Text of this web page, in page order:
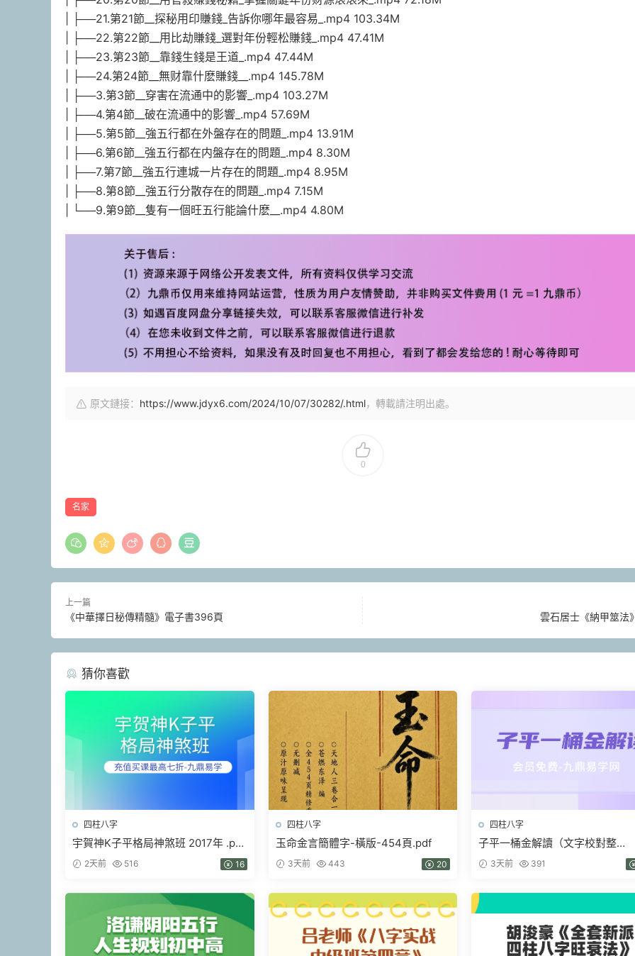
| ├──21.第21節__探秘用印賺錢_告訴你哪年最容易_.mp4 103.34M
| ├──22.第22節__用比劫賺錢_選對年份輕松賺錢_.mp4 47.41M
| ├──23.第23節__靠錢生錢是王道_.mp4 47.44M
| ├──24.第24節__無财靠什麽賺錢__.mp4 145.78M
| ├──3.第3節__穿害在流通中的影響_.mp4 103.27M
| ├──4.第4節__破在流通中的影響_.mp4 57.69M
| ├──5.第5節__強五行都在外盤存在的問題_.mp4 13.91M
| ├──6.第6節__強五行都在内盤存在的問題_.mp4 8.30M
| ├──7.第7節__強五行連城一片存在的問題_.mp4 8.95M
| ├──8.第8節__強五行分散存在的問題_.mp4 7.15M
| └──9.第9節__隻有一個旺五行能論什麽__.mp4 4.80M
原文鏈接： https://www.jdyx6.com/2024/10/07/30282/.html，轉載請注明出處。
0
名家
上一篇
《中華擇日秘傳精髓》電子書396頁 雲石居士《納甲筮法
猜你喜歡
四柱八字
宇賀神K子平格局神煞班 2017年 .pdf
452頁
2天前 516 16
四柱八字
玉命金言簡體字-橫版-454頁.pdf
3天前 443 20
四柱八字
子平一桶金解讀（文字校對整
理）.pdf 214頁
3天前 391